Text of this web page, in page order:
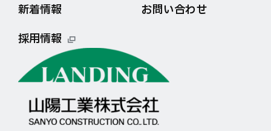
新着情報
お問い合わせ
採用情報